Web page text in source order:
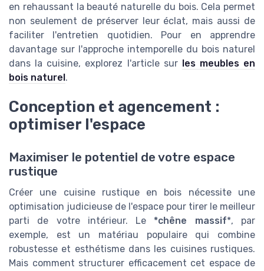
en rehaussant la beauté naturelle du bois. Cela permet
non seulement de préserver leur éclat, mais aussi de
faciliter l'entretien quotidien. Pour en apprendre
davantage sur l'approche intemporelle du bois naturel
dans la cuisine, explorez l'article sur les meubles en
bois naturel.
Conception et agencement :
optimiser l'espace
Maximiser le potentiel de votre espace
rustique
Créer une cuisine rustique en bois nécessite une
optimisation judicieuse de l'espace pour tirer le meilleur
parti de votre intérieur. Le*chêne massif*, par
exemple, est un matériau populaire qui combine
robustesse et esthétisme dans les cuisines rustiques.
Mais comment structurer efficacement cet espace de